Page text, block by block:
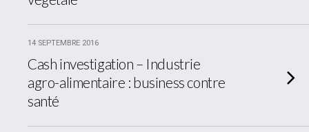
14 SEPTEMBRE 2016
Cash investigation – Industrie
agro-alimentaire : business contre
santé